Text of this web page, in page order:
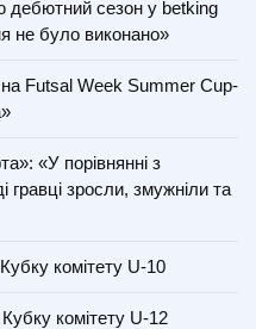
сезон у betking
не було виконано»
Futsal Week Summer Cup-
«У порівнянні з
гравці зросли, змужніли та
комітету U-10
комітету U-12